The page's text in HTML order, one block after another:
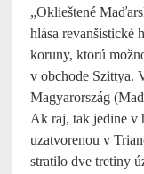
„Oklieštené
hlása revanšistické
koruny, ktorú
v obchode Szittya.
Magyarország
Ak raj, tak jedine v
uzatvorenou v
stratilo dve tretiny